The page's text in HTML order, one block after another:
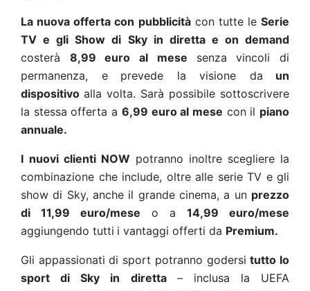
La nuova offerta con pubblicitàcon tutte le Serie
TV e gli Show di Sky in diretta e on demand
costerà 8,99 euro al mese senza vincoli di
permanenza, e
prevede la visione da un
dispositivo alla volta. Sarà possibile sottoscrivere
la stessa offerta a 6,99 euro al mese con il piano
annuale.
I nuovi clienti NOW potranno inoltre scegliere la
combinazione che include, oltre alle serie TV e gli
show di Sky, anche il grande cinema, a un prezzo
di 11,99 euro/mese o a 14,99 euro/mese
aggiungendo tutti i vantaggi offerti da Premium.
Gli appassionati di sport potranno godersitutto lo
sport di Sky in diretta – inclusa la UEFA